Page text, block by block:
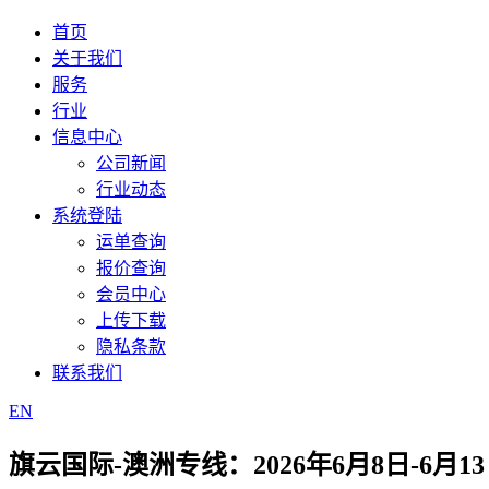
首页
关于我们
服务
行业
信息中心
公司新闻
行业动态
系统登陆
运单查询
报价查询
会员中心
上传下载
隐私条款
联系我们
EN
旗云国际-澳洲专线：2026年6月8日-6月